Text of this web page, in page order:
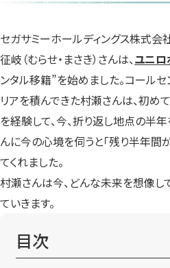
セガサミーホールディングス株式会
征岐（むらせ・まさき）さんは、ユニロ
ンタル移籍”を始めました。コール
リアを積んできた村瀬さんは、初め
を経験して、今、折り返し地点の半
んに今の心境を伺うと「残り半年間
てくれました。
村瀬さんは今、どんな未来を想像し
ていきます。
目次